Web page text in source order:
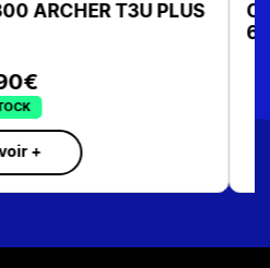
TX20U PLUS WIFI
COMMANDE
savoir +